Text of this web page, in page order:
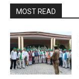
MOST READ